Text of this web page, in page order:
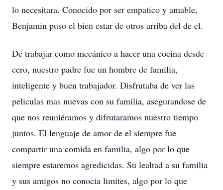
lo necesitara. Conocido por ser empatico y amable,
Benjamin puso el bien estar de otros arriba del de el.
De trabajar como mecánico a hacer una cocina desde
cero, nuestro padre fue un hombre de familia,
inteligente y buen trabajador. Disfrutaba de ver las
peliculas mas nuevas con su familia, asegurandose de
que nos reuniéramos y difrutaramos nuestro tiempo
juntos. El lenguaje de amor de el siempre fue
compartir una comida en familia, algo por lo que
siempre estaremos agredicidas. Su lealtad a su familia
y sus amigos no conocia limites, algo por lo que